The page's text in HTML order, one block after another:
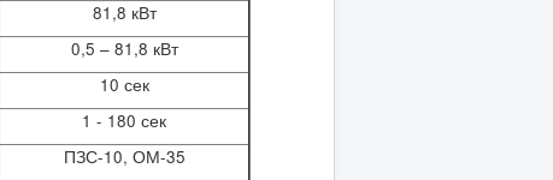
81,8 кВт
0,5 – 81,8 кВт
10 сек
1 - 180 сек
ПЗС-10, ОМ-35